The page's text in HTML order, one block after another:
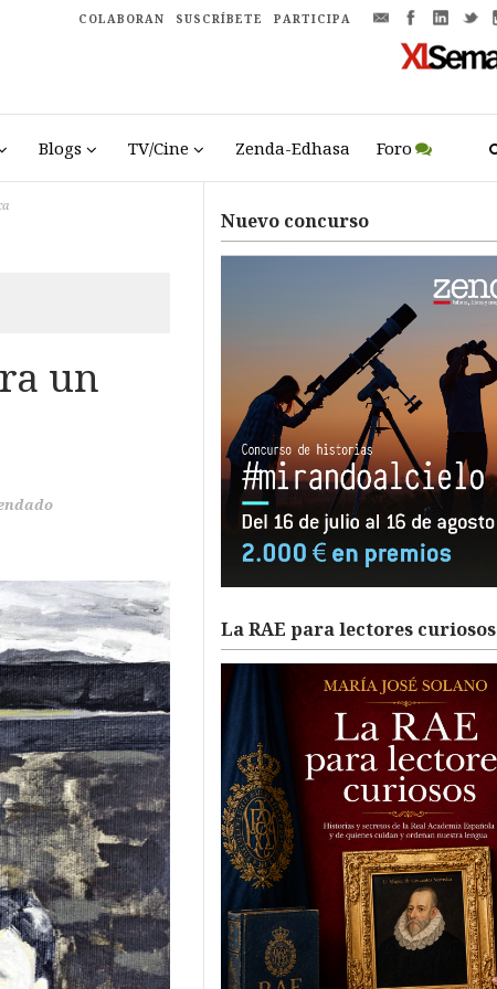
COLABORAN SUSCRÍBETE PARTICIPA
Blogs TV/Cine Zenda-Edhasa Foro
un
Nuevo concurso
La RAE para lectores curiosos